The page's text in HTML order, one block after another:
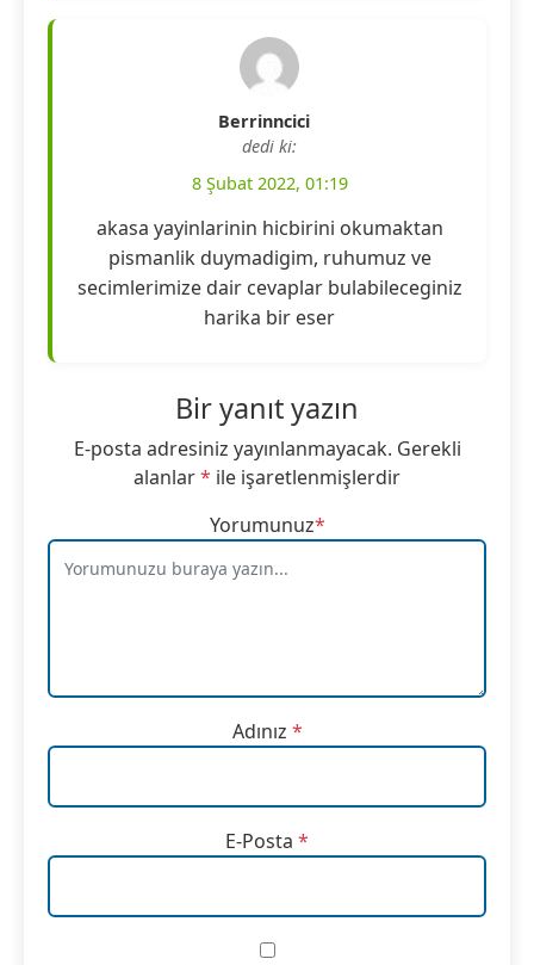
Berrinncici
dedi ki:
8 Şubat 2022, 01:19
akasa yayinlarinin hicbirini okumaktan
pismanlik duymadigim, ruhumuz ve
secimlerimize dair cevaplar bulabileceginiz
harika bir eser
Bir yanıt yazın
E-posta adresiniz yayınlanmayacak. Gerekli
alanlar* ile işaretlenmişlerdir
Yorumunuz*
Adınız *
E-Posta *